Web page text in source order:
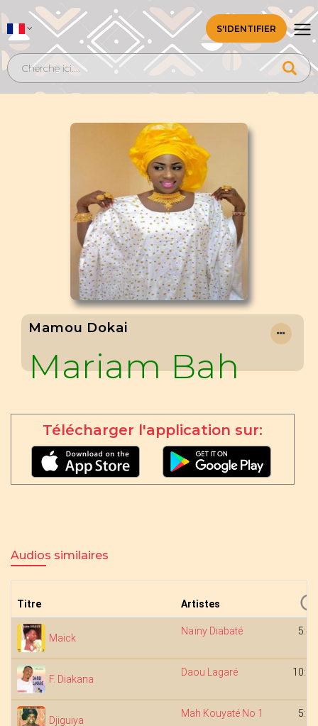
S'IDENTIFIER
Mamou Dokai
Mariam Bah
Télécharger l'application sur:
Audios similaires
Titre Artistes
Maick
Naïny Diabaté 5:48
F. Diakana
Daou Lagaré 10:12
Djiguiya
Mah Kouyaté No 1 5:20